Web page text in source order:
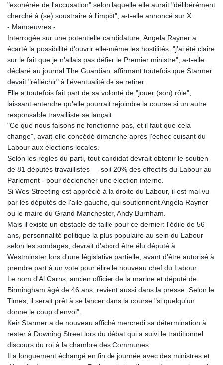
"exonérée de l'accusation" selon laquelle elle aurait "délibérément
cherché à (se) soustraire à l'impôt", a-t-elle annoncé sur X.
- Manoeuvres -
Interrogée sur une potentielle candidature, Angela Rayner a
écarté la possibilité d'ouvrir elle-même les hostilités: "j'ai été claire
sur le fait que je n'allais pas défier le Premier ministre", a-t-elle
déclaré au journal The Guardian, affirmant toutefois que Starmer
devait "réfléchir" à l'éventualité de se retirer.
Elle a toutefois fait part de sa volonté de "jouer (son) rôle",
laissant entendre qu'elle pourrait rejoindre la course si un autre
responsable travailliste se lançait.
"Ce que nous faisons ne fonctionne pas, et il faut que cela
change", avait-elle concédé dimanche après l'échec cuisant du
Labour aux élections locales.
Selon les règles du parti, tout candidat devrait obtenir le soutien
de 81 députés travaillistes — soit 20% des effectifs du Labour au
Parlement - pour déclencher une élection interne.
Si Wes Streeting est apprécié à la droite du Labour, il est mal vu
par les députés de l'aile gauche, qui soutiennent Angela Rayner
ou le maire du Grand Manchester, Andy Burnham.
Mais il existe un obstacle de taille pour ce dernier: l'édile de 56
ans, personnalité politique la plus populaire au sein du Labour
selon les sondages, devrait d'abord être élu député à
Westminster lors d'une législative partielle, avant d'être autorisé à
prendre part à un vote pour élire le nouveau chef du Labour.
Le nom d'Al Carns, ancien officier de la marine et député de
Birmingham âgé de 46 ans, revient aussi dans la presse. Selon le
Times, il serait prêt à se lancer dans la course "si quelqu'un
donne le coup d'envoi".
Keir Starmer a de nouveau affiché mercredi sa détermination à
rester à Downing Street lors du débat qui a suivi le traditionnel
discours du roi à la chambre des Communes.
Il a longuement échangé en fin de journée avec des ministres et